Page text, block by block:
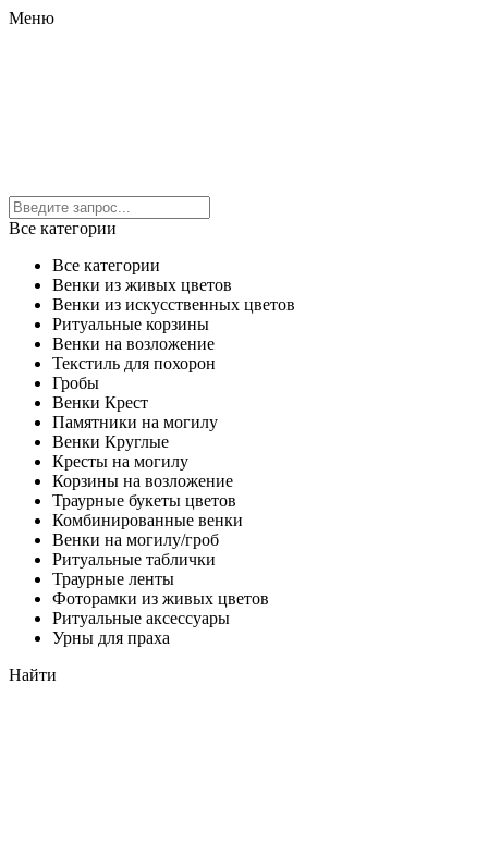
Меню
Все категории
Все категории
Венки из живых цветов
Венки из искусственных цветов
Ритуальные корзины
Венки на возложение
Текстиль для похорон
Гробы
Венки Крест
Памятники на могилу
Венки Круглые
Кресты на могилу
Корзины на возложение
Траурные букеты цветов
Комбинированные венки
Венки на могилу/гроб
Ритуальные таблички
Траурные ленты
Фоторамки из живых цветов
Ритуальные аксессуары
Урны для праха
Найти